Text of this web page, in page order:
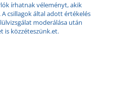
írhatnak véleményt, akik
csillagok által adott értékelés
moderálása után
is közzéteszünk.et.